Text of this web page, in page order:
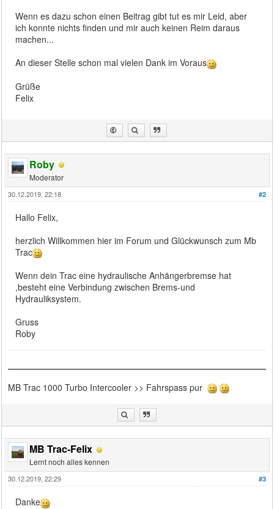
Wenn es dazu schon einen Beitrag gibt tut es mir Leid, aber
ich konnte nichts finden und mir auch keinen Reim daraus
machen...
An dieser Stelle schon mal vielen Dank im Voraus
Grüße
Felix
Roby
Moderator
#2
30.12.2019, 22:18
Hallo Felix,
herzlich Willkommen hier im Forum und Glückwunsch zum Mb
Trac
Wenn dein Trac eine hydraulische Anhängerbremse hat
,besteht eine Verbindung zwischen Brems-und
Hydrauliksystem.
Gruss
Roby
MB Trac 1000 Turbo Intercooler >> Fahrspass pur
MB Trac-Felix
Lernt noch alles kennen
#3
30.12.2019, 22:29
Danke